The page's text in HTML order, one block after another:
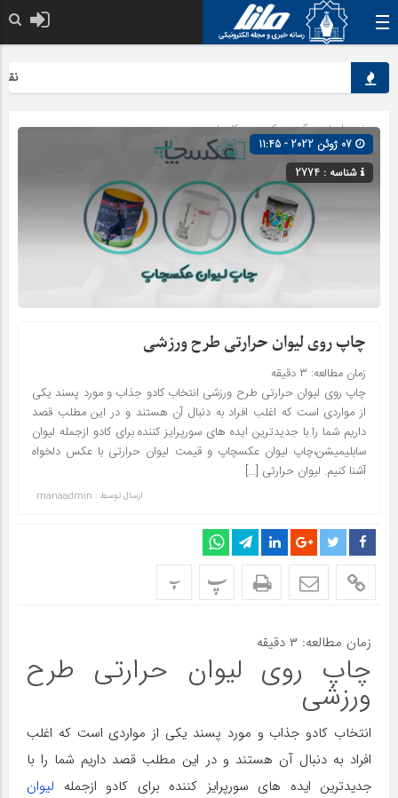
نقش
صفحه اصلی» گروه »کسب و کارها
شناسه : 2774
چاپ روی لیوان حرارتی طرح ورزشی
زمان مطالعه: ۳ دقیقه
چاپ روی لیوان حرارتی طرح ورزشی انتخاب کادو جذاب و مورد پسند یکی
از مواردی است که اغلب افراد به دنبال آن هستند و در این مطلب قصد
داریم شما را با جدیدترین ایده های سورپرایز کننده برای کادو ازجمله لیوان
سابلیمیشن،چاپ لیوان عکسچاپ و قیمت لیوان حرارتی با عکس دلخواه
آشنا کنیم. لیوان حرارتی […]
ارسال توسط : manaadmin
پ پ
زمان مطالعه: ۳ دقیقه
چاپ روی لیوان حرارتی طرح
ورزشی
انتخاب کادو جذاب و مورد پسند یکی از مواردی است که اغلب
افراد به دنبال آن هستند و در این مطلب قصد داریم شما را با
جدیدترین ایده های سورپرایز کننده برای کادو ازجمله لیوان